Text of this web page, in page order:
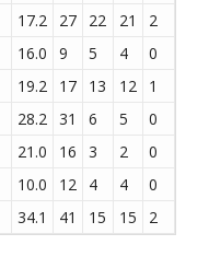
17.2 27 22 21 2
16.0 9 5 4 0
19.2 17 13 12 1
28.2 31 6 5 0
21.0 16 3 2 0
10.0 12 4 4 0
34.1 41 15 15 2